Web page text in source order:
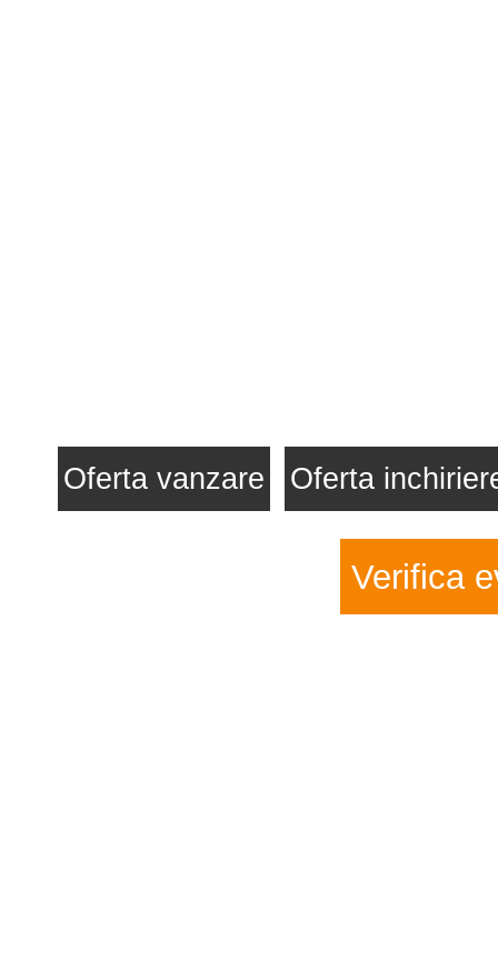
Oferta vanzare Oferta
Verifica